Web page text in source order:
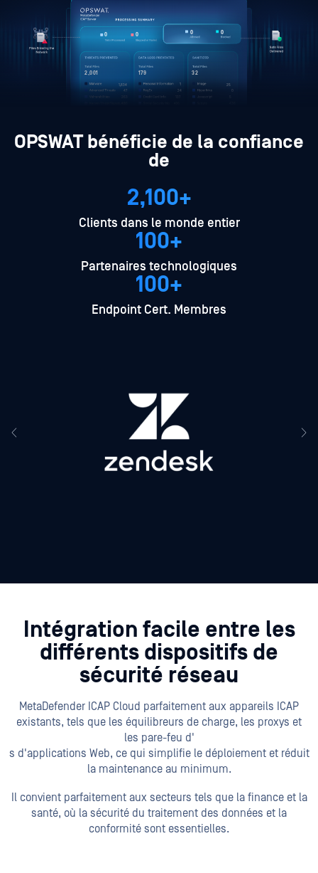
134,785 5
2,001
1,834
47
344
2
47
1,578
1,251
23
131,435 2,345
OPSWAT bénéficie de la confiance
de
2,100+
Clients dans le monde entier
100+
Partenaires technologiques
100+
Endpoint Cert. Membres
Intégration facile entre les
différents dispositifs de
sécurité réseau
MetaDefender ICAP Cloud parfaitement aux appareils ICAP
existants, tels que les équilibreurs de charge, les proxys et
les pare-feu d'
s d'applications Web, ce qui simplifie le déploiement et réduit
la maintenance au minimum.
Il convient parfaitement aux secteurs tels que la finance et la
santé, où la sécurité du traitement des données et la
conformité sont essentielles.